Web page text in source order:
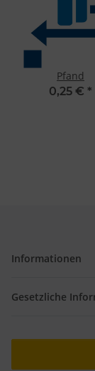
Pfand
0,25 € *
Informationen
Gesetzliche